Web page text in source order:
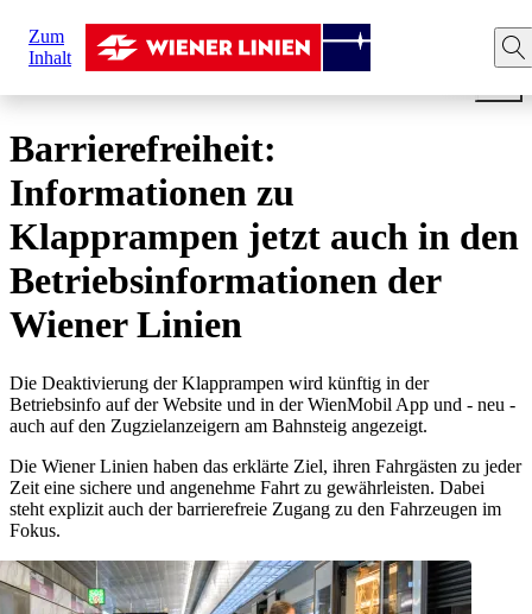
Zum
Inhalt
sind
hier:
Startseite News Barrierefreiheit: Informationen zu
Barrierefreiheit:
Informationen zu
Klapprampen jetzt auch in den
Betriebsinformationen der
Wiener Linien
Die Deaktivierung der Klapprampen wird künftig in der
Betriebsinfo auf der Website und in der WienMobil App und - neu -
auch auf den Zugzielanzeigern am Bahnsteig angezeigt.
Die Wiener Linien haben das erklärte Ziel, ihren Fahrgästen zu jeder
Zeit eine sichere und angenehme Fahrt zu gewährleisten. Dabei
steht explizit auch der barrierefreie Zugang zu den Fahrzeugen im
Fokus.